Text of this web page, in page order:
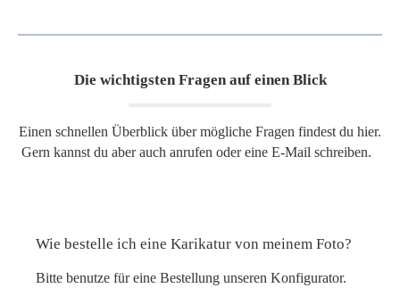
Die wichtigsten Fragen auf einen Blick
Einen schnellen Überblick über mögliche Fragen findest du hier.
Gern kannst du aber auch anrufen oder eine E-Mail schreiben.
Wie bestelle ich eine Karikatur von meinem Foto?
Bitte benutze für eine Bestellung unseren Konfigurator.